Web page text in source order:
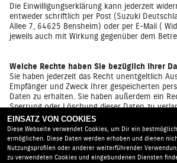
Die Einwilligungserklärung kann jederzeit
entweder schriftlich per Post (Suzuki
Allee 7, 64625 Bensheim) oder per E-Mail (
jeweils auch mit Wirkung gegenüber dem
Welche Rechte haben Sie bezüglich Ihrer
Sie haben jederzeit das Recht unentgeltlich
Empfänger und Zweck Ihrer gespeicherten
Daten zu erhalten. Sie haben außerdem ein
Sperrung oder Löschung dieser Daten zu
Sie sich jederzeit an die folgende Adresse
motorshop.deGeben Sie hierbei an ob Sie
Daten erhalten möchten oder eine Löschung
EINSATZ VON COOKIES
Diese Webseite verwendet Cookies, um Dir ein
ermöglichen. Diese Daten werden erhoben und dienen
Nutzungsprofilen oder anderer weiterführender
zu verwendeten Cookies und eingebundenen Diensten